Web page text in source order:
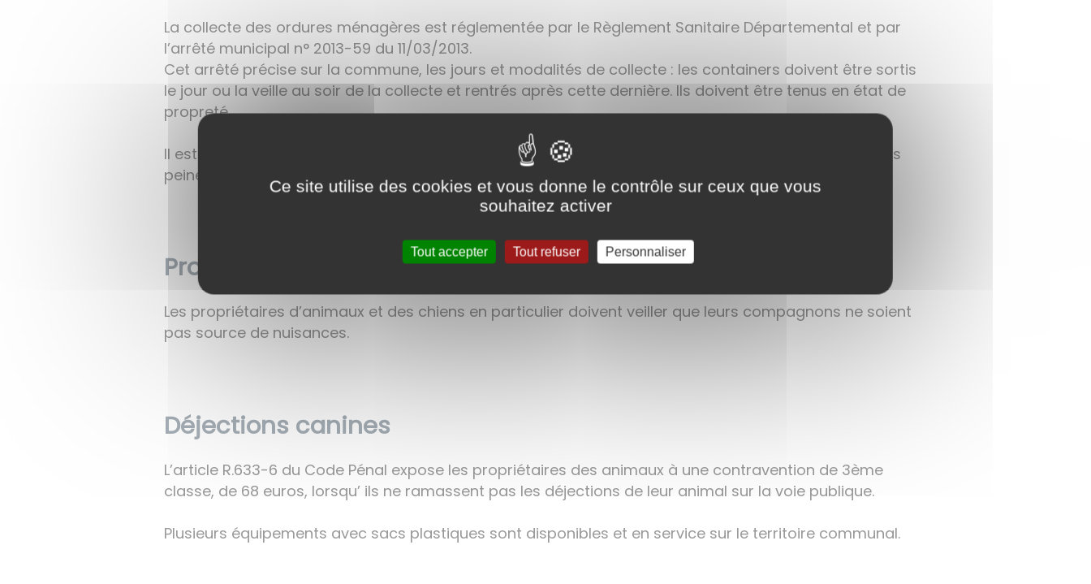
La collecte des ordures ménagères est réglementée par le Règlement Sanitaire Départemental et par
l’arrêté municipal n° 2013-59 du 11/03/2013.
Cet arrêté précise sur la commune, les jours et modalités de collecte : les containers doivent être sortis
le jour ou la veille au soir de la collecte et rentrés après cette dernière. Ils doivent être tenus en état de
propreté.
Il est rappelé qu’il est interdit de déposer des ordures ménagères auprès des containers à verre sous
peine de poursuites judiciaires (Arrêté 2013-59 du 11/03/2013).
Propriétaires d’animaux
Les propriétaires d’animaux et des chiens en particulier doivent veiller que leurs compagnons ne soient
pas source de nuisances.
Déjections canines
L’article R.633-6 du Code Pénal expose les propriétaires des animaux à une contravention de 3ème
classe, de 68 euros, lorsqu’ ils ne ramassent pas les déjections de leur animal sur la voie publique.
Plusieurs équipements avec sacs plastiques sont disponibles et en service sur le territoire communal.
Ce site utilise des cookies et vous donne le contrôle sur ceux que vous
souhaitez activer
Tout accepter Tout refuser Personnaliser